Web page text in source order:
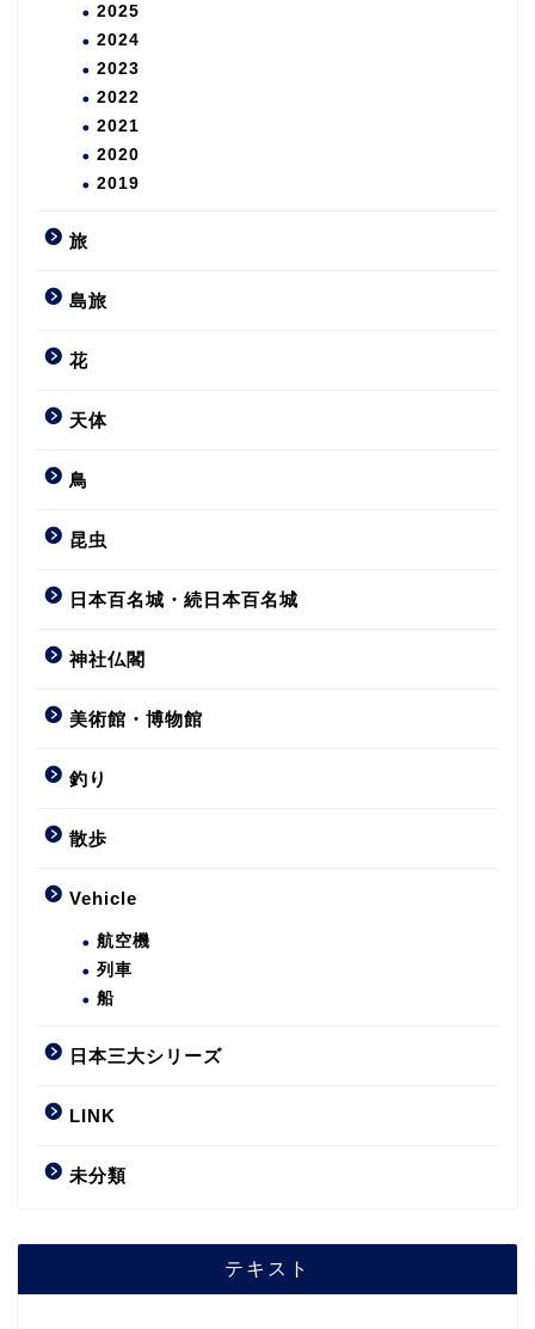
2025
2024
2023
2022
2021
2020
2019
旅
島旅
花
天体
鳥
昆虫
日本百名城・続日本百名城
神社仏閣
美術館・博物館
釣り
散歩
Vehicle
航空機
列車
船
日本三大シリーズ
LINK
未分類
テキスト